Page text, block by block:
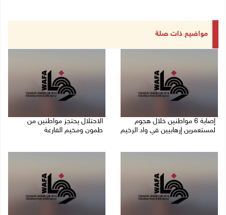
مواضيع ذات صلة
إصابة 6 مواطنين خلال هجوم
لمستعمرين إرهابيين في واد الرخيم
الاحتلال يحتجز مواطنين من
طمون ومخيم الفارعة